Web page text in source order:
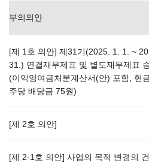
부의의안
[제 1호 의안] 제31기(2025. 1. 1. ~
31.) 연결재무제표 및 별도재무제표
(이익잉여금처분계산서(안) 포함, 현
주당 배당금 75원)
[제 2호 의안]
[제 2-1호 의안] 사업의 목적 변경의